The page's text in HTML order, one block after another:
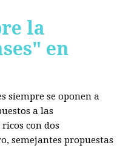
la
en
siempre se oponen a
a las
con dos
semejantes propuestas